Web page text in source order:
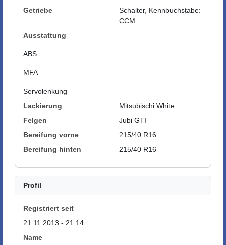
Getriebe
Schalter, Kennbuchstabe:
CCM
Ausstattung
ABS
MFA
Servolenkung
Lackierung
Mitsubischi White
Felgen
Jubi GTI
Bereifung vorne
215/40 R16
Bereifung hinten
215/40 R16
Profil
Registriert seit
21.11.2013 - 21:14
Name